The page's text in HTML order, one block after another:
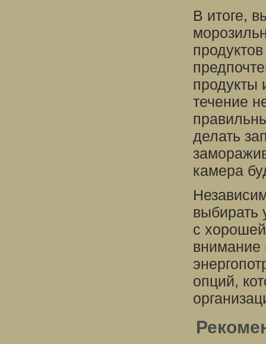
В итоге,
продукты
течение
делать
камера
выбирать
с
внимание
опций,